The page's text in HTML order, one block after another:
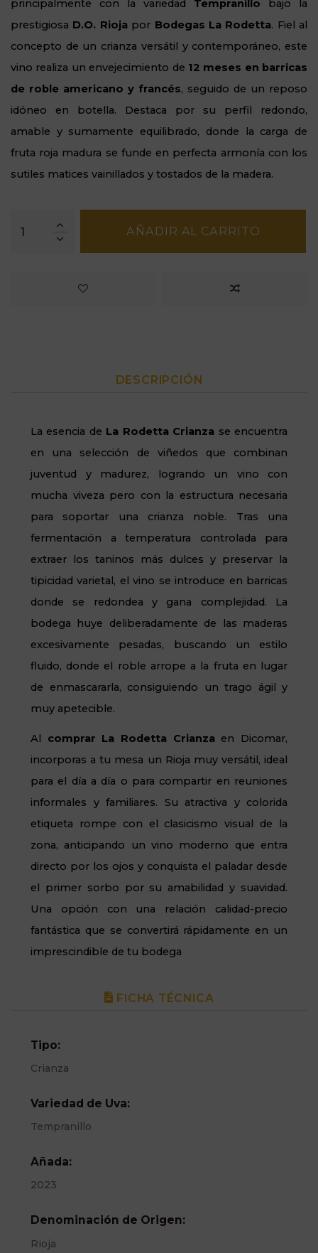
principalmente con la variedad Tempranillo bajo la
prestigiosa D.O. Riojapor Bodegas La Rodetta. Fiel al
concepto de un crianza versátil y contemporáneo, este
vino realiza un envejecimiento de 12 meses en barricas
de roble americano y francés, seguido de un reposo
idóneo en botella. Destaca por su perfil redondo,
amable y sumamente equilibrado, donde la carga de
fruta roja madura se funde en perfecta armonía con los
sutiles matices vainillados y tostados de la madera.
AÑADIR AL CARRITO
DESCRIPCIÓN
La esencia de La Rodetta Crianza se encuentra
en una selección de viñedos que combinan
juventud y madurez, logrando un vino con
mucha viveza pero con la estructura necesaria
para soportar una crianza noble. Tras una
fermentación a temperatura controlada para
extraer los taninos más dulces y preservar la
tipicidad varietal, el vino se introduce en barricas
donde se redondea y gana complejidad. La
bodega huye deliberadamente de las maderas
excesivamente pesadas, buscando un estilo
fluido, donde el roble arrope a la fruta en lugar
de enmascararla, consiguiendo un trago ágil y
muy apetecible.
Al comprar La Rodetta Crianzaen Dicomar,
incorporas a tu mesa un Rioja muy versátil, ideal
para el día a día o para compartir en reuniones
informales y familiares. Su atractiva y colorida
etiqueta rompe con el clasicismo visual de la
zona, anticipando un vino moderno que entra
directo por los ojos y conquista el paladar desde
el primer sorbo por su amabilidad y suavidad.
Una opción con una relación calidad-precio
fantástica que se convertirá rápidamente en un
imprescindible de tu bodega
FICHA TÉCNICA
Tipo:
Crianza
Variedad de Uva:
Tempranillo
Añada:
2023
Denominación de Origen:
Rioja